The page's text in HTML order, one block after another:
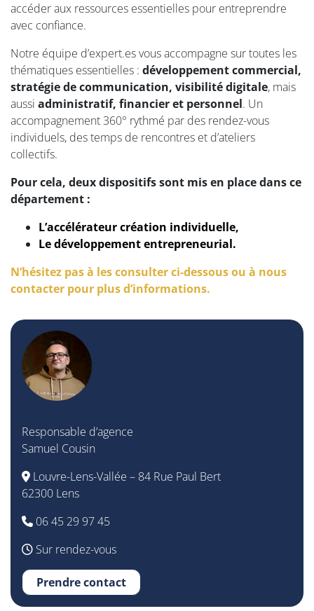
accéder aux ressources essentielles pour entreprendre
avec confiance.
Notre équipe d’expert.es vous accompagne sur toutes les
thématiques essentielles : développement commercial,
stratégie de communication, visibilité digitale, mais
aussi administratif, financier et personnel. Un
accompagnement 360° rythmé par des rendez-vous
individuels, des temps de rencontres et d’ateliers
collectifs.
Pour cela, deux dispositifs sont mis en place dans ce
département :
L’accélérateur création individuelle,
Ledéveloppement entrepreneurial.
N’hésitez pas à les consulter ci-dessous ou à nous
contacter pour plus d’informations.
Responsable d’agence
Samuel Cousin
Louvre-Lens-Vallée – 84 Rue Paul Bert
62300 Lens
06 45 29 97 45
Sur rendez-vous
Prendre contact